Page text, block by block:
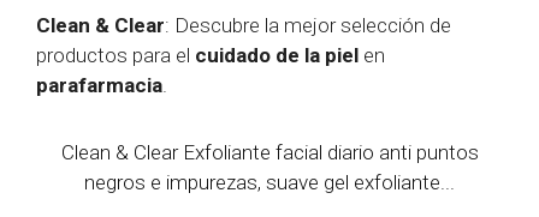
Clean & Clear: Descubre la mejor selección de
productos para el cuidado de la piel en
parafarmacia.
Clean & Clear Exfoliante facial diario anti puntos
negros e impurezas, suave gel exfoliante...